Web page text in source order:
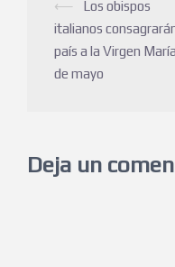
⟵
Los obispos
italianos
país a la Virgen
de mayo
Deja un